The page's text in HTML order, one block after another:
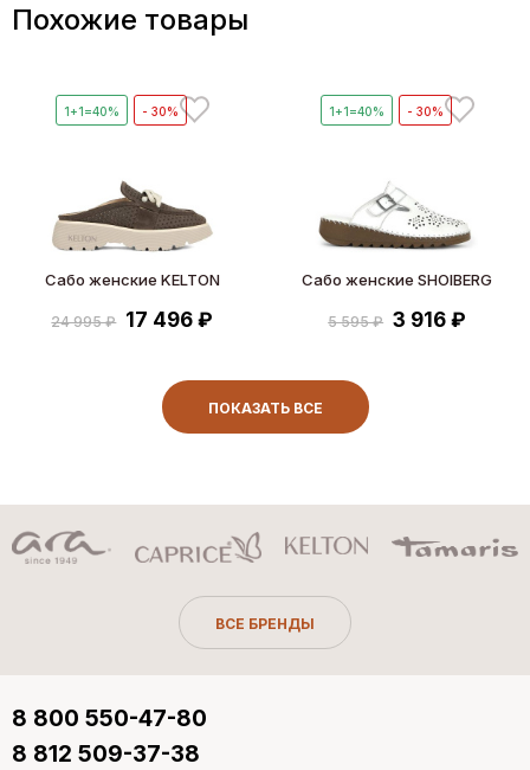
Похожие товары
1+1=40% - 30%
Сабо женские KELTON
24 995 ₽ 17 496 ₽
1+1=40% - 30%
Сабо женские SHOIBERG
5 595 ₽ 3 916 ₽
ПОКАЗАТЬ ВСЕ
ВСЕ БРЕНДЫ
8 800 550-47-80
8 812 509-37-38